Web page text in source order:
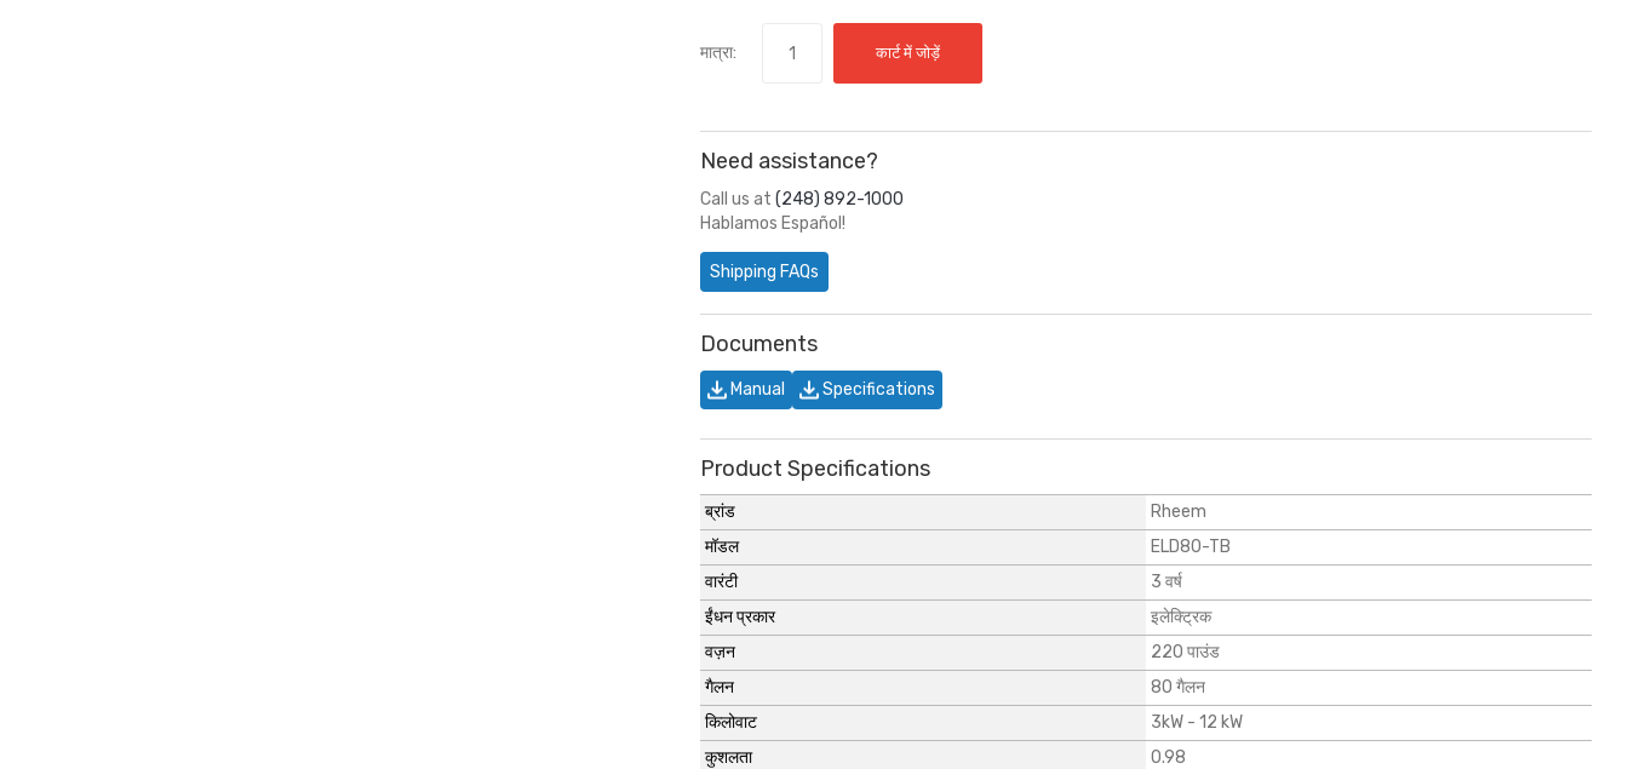
मात्रा: कार्ट में जोड़ें
Need assistance?
Call us at (248) 892-1000
Hablamos Español!
Shipping FAQs
Documents
Manual Specifications
Product Specifications
ब्रांड
Rheem
मॉडल
ELD80-TB
वारंटी
3 वर्ष
ईंधन प्रकार
इलेक्ट्रिक
वज़न
220 पाउंड
गैलन
80 गैलन
किलोवाट
3kW - 12 kW
कुशलता
0.98